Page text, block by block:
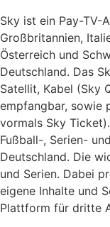
Sky ist ein Pay-TV-
Großbritannien,
Österreich und
Deutschland. Das
Satellit, Kabel (Sky
empfangbar, sowie
vormals Sky
Fußball-, Serien-
Deutschland. Die
und Serien. Dabei
eigene Inhalte und
Plattform für dritte